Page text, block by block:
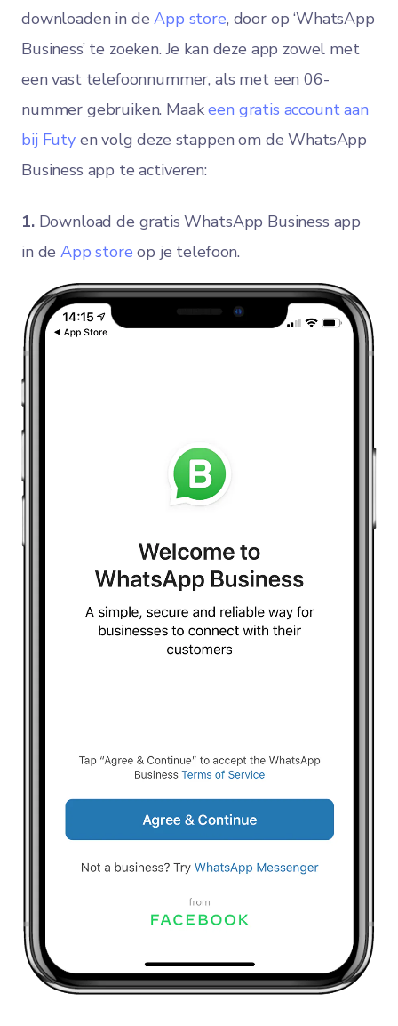
downloaden in deApp store, door op ‘WhatsApp
Business’ te zoeken. Je kan deze app zowel met
een vast telefoonnummer, als met een 06-
nummer gebruiken. Maakeen gratis account aan
bij Futyen volg deze stappen om de WhatsApp
Business app te activeren:
1. Download de gratis WhatsApp Business app
in deApp store op je telefoon.